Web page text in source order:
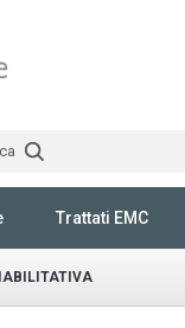
Trattati EMC